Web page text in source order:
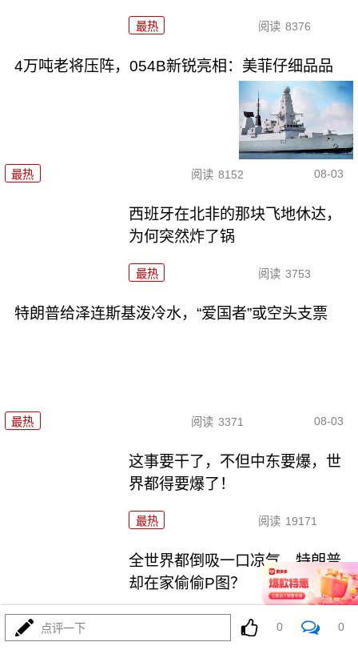
最热 阅读 8376
4万吨老将压阵，054B新锐亮相：美菲仔细品品
最热 阅读 8152 08-03
西班牙在北非的那块飞地休达，
为何突然炸了锅
最热 阅读 3753
特朗普给泽连斯基泼冷水，“爱国者”或空头支票
最热 阅读 3371 08-03
这事要干了，不但中东要爆，世
界都得要爆了！
最热 阅读 19171
全世界都倒吸一口凉气，特朗普
却在家偷偷P图？
阅读 10623
点评一下 0 0